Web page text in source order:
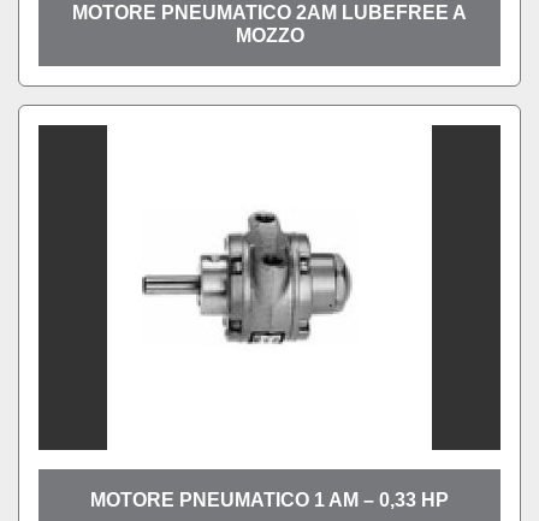
MOTORE PNEUMATICO 2AM LUBEFREE A
MOZZO
MOTORE PNEUMATICO 1 AM – 0,33 HP